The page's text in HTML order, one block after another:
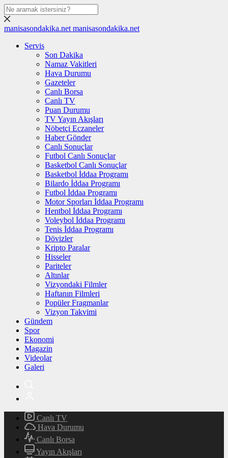
manisasondakika.net manisasondakika.net
Servis
Son Dakika
Namaz Vakitleri
Hava Durumu
Gazeteler
Canlı Borsa
Canlı TV
Puan Durumu
TV Yayın Akışları
Nöbetçi Eczaneler
Haber Gönder
Canlı Sonuçlar
Futbol Canlı Sonuçlar
Basketbol Canlı Sonuçlar
Basketbol İddaa Programı
Bilardo İddaa Programı
Futbol İddaa Programı
Motor Sporları İddaa Programı
Hentbol İddaa Programı
Voleybol İddaa Programı
Tenis İddaa Programı
Dövizler
Kripto Paralar
Hisseler
Pariteler
Altınlar
Vizyondaki Filmler
Haftanın Filmleri
Popüler Fragmanlar
Vizyon Takvimi
Gündem
Spor
Ekonomi
Magazin
Videolar
Galeri
Canlı TV
Hava Durumu
Canlı Borsa
Yayın Akışları